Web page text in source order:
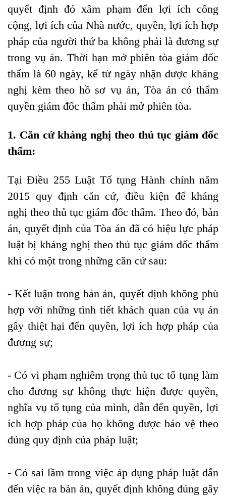
quyết định đó xâm phạm đến lợi ích công
cộng, lợi ích của Nhà nước, quyền, lợi ích hợp
pháp của người thứ ba không phải là đương sự
trong vụ án. Thời hạn mở phiên tòa giám đốc
thẩm là 60 ngày, kể từ ngày nhận được kháng
nghị kèm theo hồ sơ vụ án, Tòa án có thẩm
quyền giám đốc thẩm phải mở phiên tòa.
1. Căn cứ kháng nghị theo thủ tục giám đốc
thẩm:
Tại Điều 255 Luật Tố tụng Hành chính năm
2015 quy định căn cứ, điều kiện để kháng
nghị theo thủ tục giám đốc thẩm. Theo đó, bản
án, quyết định của Tòa án đã có hiệu lực pháp
luật bị kháng nghị theo thủ tục giám đốc thẩm
khi có một trong những căn cứ sau:
- Kết luận trong bản án, quyết định không phù
hợp với những tình tiết khách quan của vụ án
gây thiệt hại đến quyền, lợi ích hợp pháp của
đương sự;
- Có vi phạm nghiêm trọng thủ tục tố tụng làm
cho đương sự không thực hiện được quyền,
nghĩa vụ tố tụng của mình, dẫn đến quyền, lợi
ích hợp pháp của họ không được bảo vệ theo
đúng quy định của pháp luật;
- Có sai lầm trong việc áp dụng pháp luật dẫn
đến việc ra bản án, quyết định không đúng gây